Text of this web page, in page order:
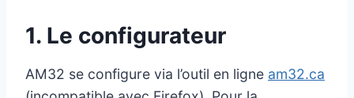
1. Le configurateur
AM32 se configure via l’outil en ligne am32.ca